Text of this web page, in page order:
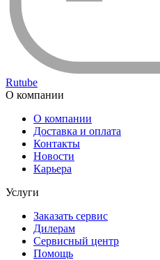
Rutube
О компании
О компании
Доставка и оплата
Контакты
Новости
Карьера
Услуги
Заказать сервис
Дилерам
Сервисный центр
Помощь